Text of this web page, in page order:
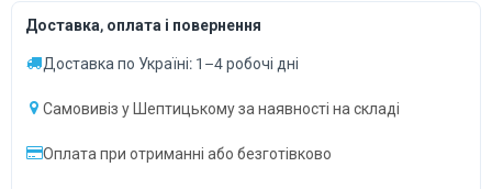
Доставка, оплата і повернення
Доставка по Україні: 1–4 робочі дні
Самовивіз у Шептицькому за наявності на складі
Оплата при отриманні або безготівково